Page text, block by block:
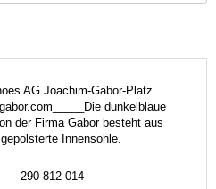
AG Joachim-Gabor-Platz
dunkelblaue
der Firma Gabor besteht aus
Innensohle.
290 812 014